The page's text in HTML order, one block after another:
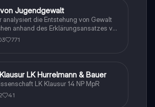
auseinandersetzen.
Jugendgewalt
analysiert die Entstehung von Gewalt
anhand des Erklärungsansatzes von
beleuchtet die Lebenswege von Serkan
L., untersucht präventive
Erziehungswissenschaften, die sich
und Gewaltprävention
möchten.
771
LK Hurrelmann & Bauer
LK Klausur 14 NP MpR
41